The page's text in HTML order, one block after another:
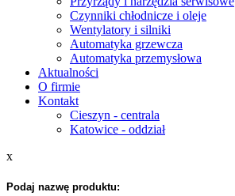
Czynniki chłodnicze i oleje
Wentylatory i silniki
Automatyka grzewcza
Automatyka przemysłowa
Aktualności
O firmie
Kontakt
Cieszyn - centrala
Katowice - oddział
x
Podaj nazwę produktu: